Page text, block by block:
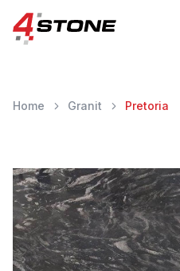
Home Granit Pretoria